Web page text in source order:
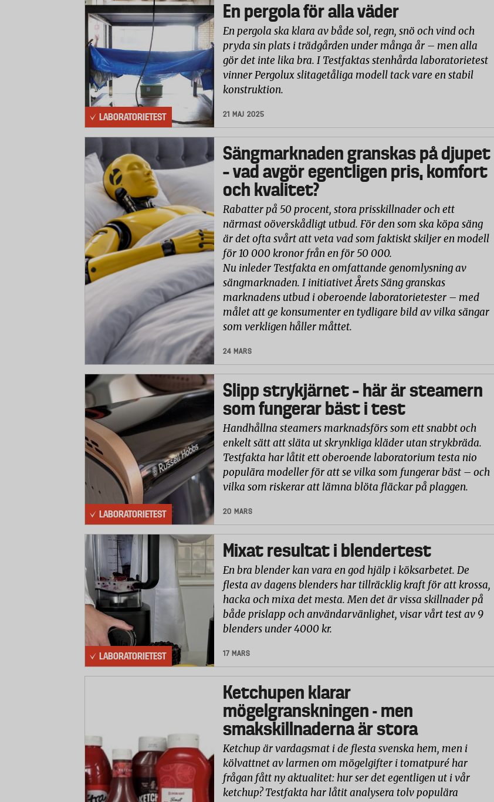
LABORATORIETEST
En pergola för alla väder
En pergola ska klara av både sol, regn, snö och vind och
pryda sin plats i trädgården under många år – men alla
gör det inte lika bra. I Testfaktas stenhårda laboratorietest
vinner Pergolux slitagetåliga modell tack vare en stabil
konstruktion.
21 MAJ 2025
Sängmarknaden granskas på djupet
– vad avgör egentligen pris, komfort
och kvalitet?
Rabatter på 50 procent, stora prisskillnader och ett
närmast oöverskådligt utbud. För den som ska köpa säng
är det ofta svårt att veta vad som faktiskt skiljer en modell
för 10 000 kronor från en för 50 000.
Nu inleder Testfakta en omfattande genomlysning av
sängmarknaden. I initiativet Årets Säng granskas
marknadens utbud i oberoende laboratorietester – med
målet att ge konsumenter en tydligare bild av vilka sängar
som verkligen håller måttet.
24 MARS
LABORATORIETEST
Slipp strykjärnet – här är steamern
som fungerar bäst i test
Handhållna steamers marknadsförs som ett snabbt och
enkelt sätt att släta ut skrynkliga kläder utan strykbräda.
Testfakta har låtit ett oberoende laboratorium testa nio
populära modeller för att se vilka som fungerar bäst – och
vilka som riskerar att lämna blöta fläckar på plaggen.
20 MARS
LABORATORIETEST
Mixat resultat i blendertest
En bra blender kan vara en god hjälp i köksarbetet. De
flesta av dagens blenders har tillräcklig kraft för att krossa,
hacka och mixa det mesta. Men det är vissa skillnader på
både prislapp och användarvänlighet, visar vårt test av 9
blenders under 4000 kr.
17 MARS
Ketchupen klarar
mögelgranskningen - men
smakskillnaderna är stora
Ketchup är vardagsmat i de flesta svenska hem, men i
kölvattnet av larmen om mögelgifter i tomatpuré har
frågan fått ny aktualitet: hur ser det egentligen ut i vår
ketchup? Testfakta har låtit analysera tolv populära